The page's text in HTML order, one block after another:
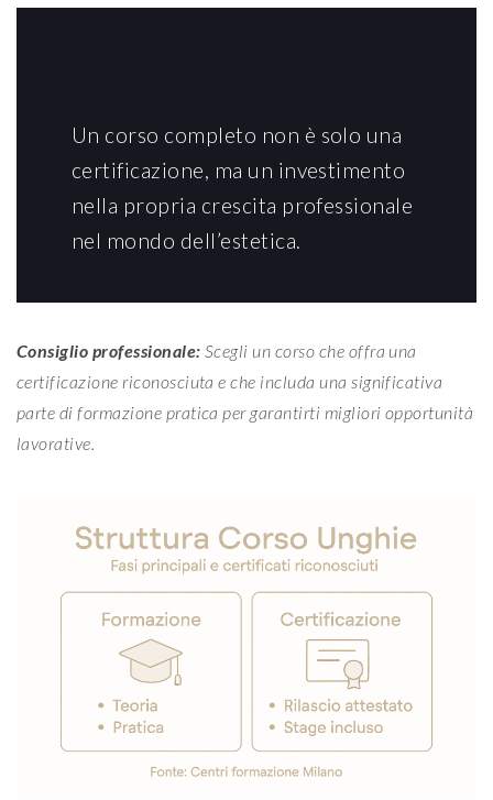
Un corso completo non è solo una
certificazione, ma un investimento
nella propria crescita professionale
nel mondo dell’estetica.
Consiglio professionale: Scegli un corso che offra una
certificazione riconosciuta e che includa una significativa
parte di formazione pratica per garantirti migliori opportunità
lavorative.